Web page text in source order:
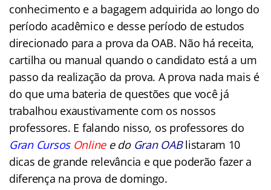
conhecimento e a bagagem adquirida ao longo do
período acadêmico e desse período de estudos
direcionado para a prova da OAB. Não há receita,
cartilha ou manual quando o candidato está a um
passo da realização da prova. A prova nada mais é
do que uma bateria de questões que você já
trabalhou exaustivamente com os nossos
professores. E falando nisso, os professores do
Gran Cursos Onlinee do Gran OABlistaram 10
dicas de grande relevância e que poderão fazer a
diferença na prova de domingo.